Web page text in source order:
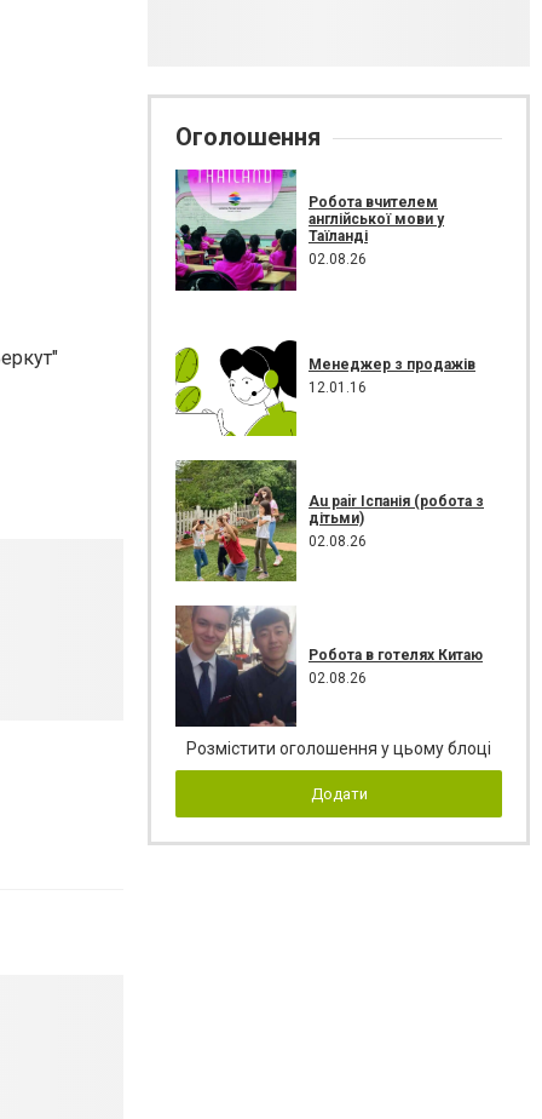
Оголошення
Робота вчителем
англійської мови у
Таїланді
02.08.26
Менеджер з продажів
12.01.16
Au pair Іспанія (робота з
дітьми)
02.08.26
Робота в готелях Китаю
02.08.26
Розмістити оголошення у цьому блоці
Додати